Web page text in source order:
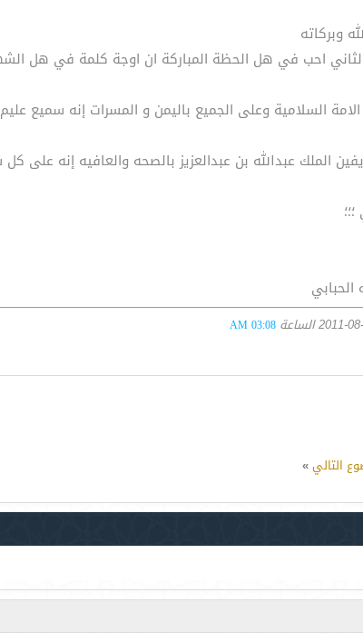
وبركاته
احب في هل الحظة المباركة ان اوجة كلمة في هل
السلامية وعلى الجميع باليمن و المسرات إنه سميع
الملك عبدالله بن عبدالعزيز بالصحه والعافيه إنه على
03:08 AM
التالي»